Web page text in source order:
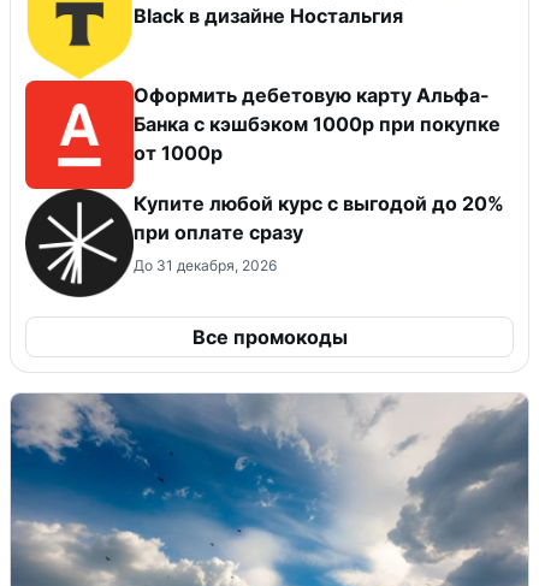
Black в дизайне Ностальгия
Оформить дебетовую карту Альфа-
Банка с кэшбэком 1000р при покупке
от 1000р
Купите любой курс с выгодой до 20%
при оплате сразу
До 31 декабря, 2026
Все промокоды